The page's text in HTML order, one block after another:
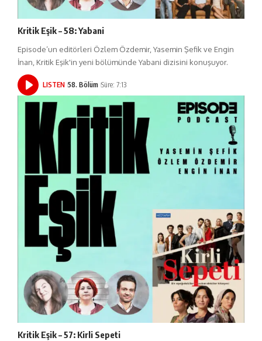
Kritik Eşik – 58: Yabani
Episode’un editörleri Özlem Özdemir, Yasemin Şefik ve Engin
İnan, Kritik Eşik'in yeni bölümünde Yabani dizisini konuşuyor.
LISTEN 58. Bölüm Süre: 7:13
Kritik Eşik – 57: Kirli Sepeti